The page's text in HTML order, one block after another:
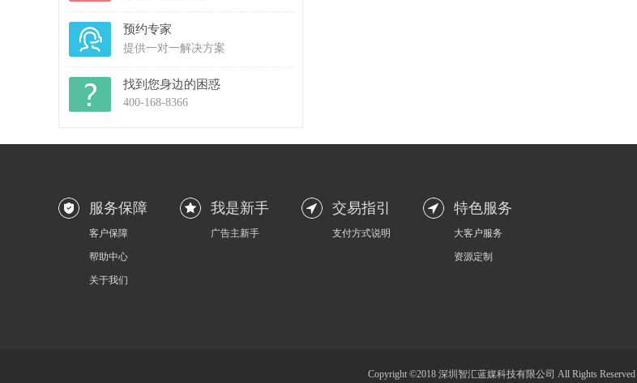
预约专家
提供一对一解决方案
找到您身边的困惑
400-168-8366
服务保障
客户保障
帮助中心
关于我们
我是新手
广告主新手
交易指引
支付方式说明
特色服务
大客户服务
资源定制
Copyright ©2018 深圳智汇蓝媒科技有限公司 All Rights Reserved